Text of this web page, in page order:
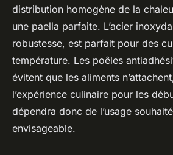
distribution homogène de la
une paella parfaite. L’acier
robustesse, est parfait pour des
température. Les poêles
évitent que les aliments
l’expérience culinaire pour les
dépendra donc de l’usage
envisageable.